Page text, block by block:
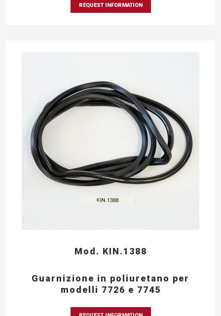
REQUEST INFORMATION
Mod. KIN.1388
Guarnizione in poliuretano per
modelli 7726 e 7745